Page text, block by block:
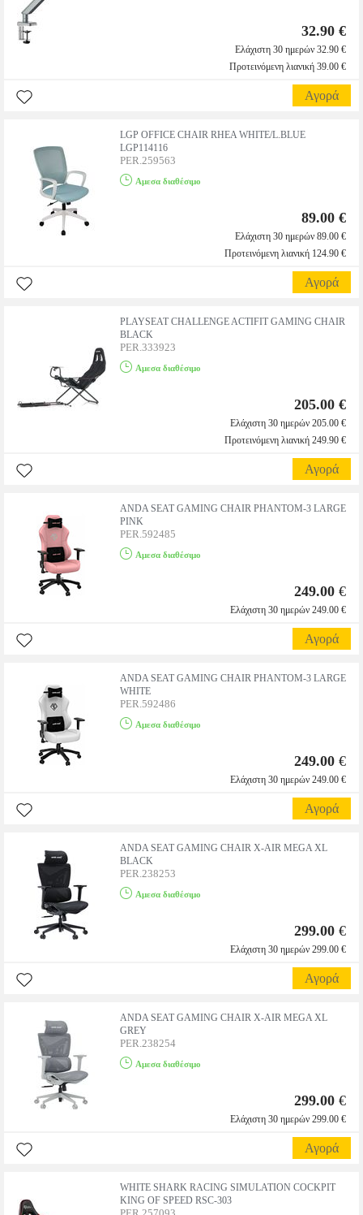
32.90 €
Ελάχιστη 30 ημερών 32.90 €
Προτεινόμενη λιανική 39.00 €
Αγορά
LGP OFFICE CHAIR RHEA WHITE/L.BLUE
LGP114116
PER.259563
Αμεσα διαθέσιμο
89.00 €
Ελάχιστη 30 ημερών 89.00 €
Προτεινόμενη λιανική 124.90 €
Αγορά
PLAYSEAT CHALLENGE ACTIFIT GAMING CHAIR
BLACK
PER.333923
Αμεσα διαθέσιμο
205.00 €
Ελάχιστη 30 ημερών 205.00 €
Προτεινόμενη λιανική 249.90 €
Αγορά
ANDA SEAT GAMING CHAIR PHANTOM-3 LARGE
PINK
PER.592485
Αμεσα διαθέσιμο
249.00 €
Ελάχιστη 30 ημερών 249.00 €
Αγορά
ANDA SEAT GAMING CHAIR PHANTOM-3 LARGE
WHITE
PER.592486
Αμεσα διαθέσιμο
249.00 €
Ελάχιστη 30 ημερών 249.00 €
Αγορά
ANDA SEAT GAMING CHAIR X-AIR MEGA XL
BLACK
PER.238253
Αμεσα διαθέσιμο
299.00 €
Ελάχιστη 30 ημερών 299.00 €
Αγορά
ANDA SEAT GAMING CHAIR X-AIR MEGA XL
GREY
PER.238254
Αμεσα διαθέσιμο
299.00 €
Ελάχιστη 30 ημερών 299.00 €
Αγορά
WHITE SHARK RACING SIMULATION COCKPIT
KING OF SPEED RSC-303